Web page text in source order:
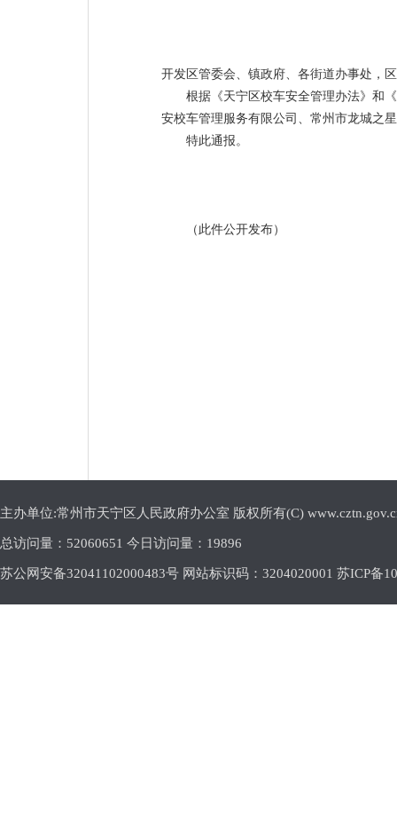
开发区管委会、镇政府、各街道办事处，
根据《天宁区校车安全管理办法》和
安校车管理服务有限公司、常州市龙城之
特此通报。
（此件公开发布）
主办单位:常州市天宁区人民政府办公室 版权所有(C)
总访问量： 52060651 今日访问量： 19896
苏公网安备32041102000483号 网站标识码：3204020001 苏ICP备